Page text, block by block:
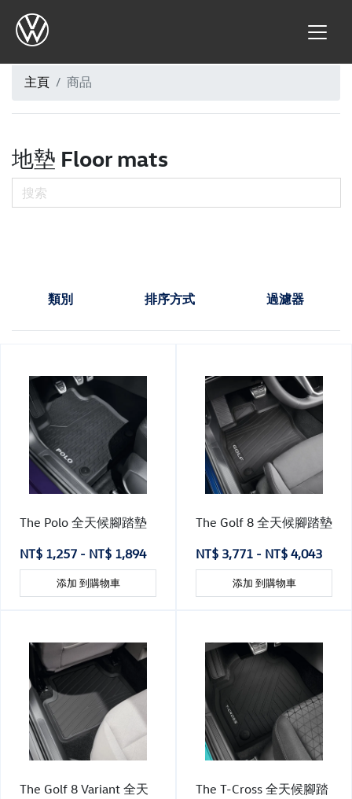
主頁 商品
地墊 Floor mats
類別 排序方式 過濾器
The Polo 全天候腳踏墊
NT$ 1,257 - NT$ 1,894
添加 到購物車
The Golf 8 全天候腳踏墊
NT$ 3,771 - NT$ 4,043
添加 到購物車
The Golf 8 Variant 全天
The T-Cross 全天候腳踏